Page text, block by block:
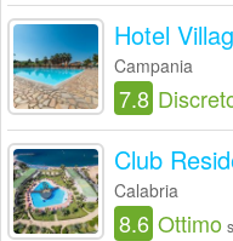
Hotel
Campania
7.8
Club
Calabria
8.6 Ottimo